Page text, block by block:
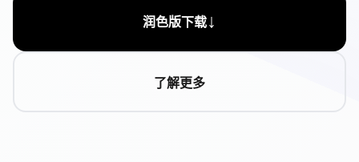
润色版下载↓
了解更多